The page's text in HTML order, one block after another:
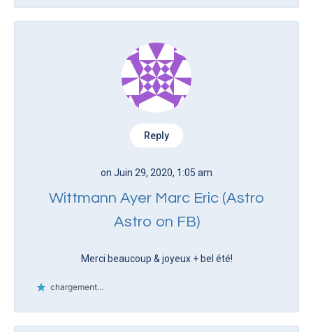
Reply
on Juin 29, 2020, 1:05 am
Wittmann Ayer Marc Eric (Astro
Astro on FB)
Merci beaucoup & joyeux + bel été!
chargement…